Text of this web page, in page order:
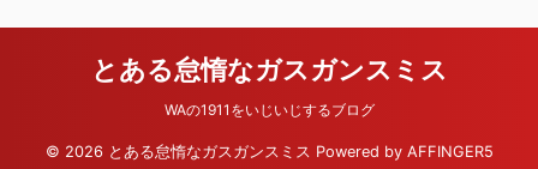
とある怠惰なガスガンスミス
WAの1911をいじいじするブログ
© 2026 とある怠惰なガスガンスミス Powered by AFFINGER5